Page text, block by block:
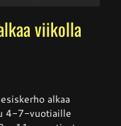
viikolla
alkaa
4-7-vuotiaille